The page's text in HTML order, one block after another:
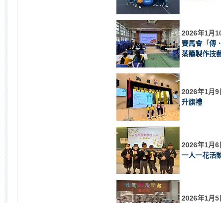
2026年1月
賽馬會「傳
蒸籠製作技
2026年1月9
升旗禮
2026年1月6
一人一花活
2026年1月5